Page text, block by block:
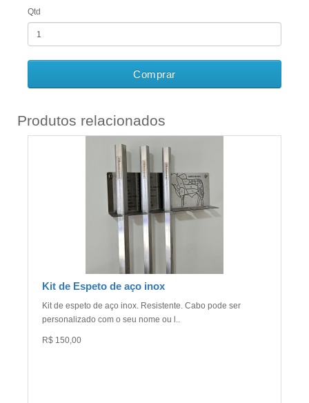
Qtd
Comprar
Produtos relacionados
Kit de Espeto de aço inox
Kit de espeto de aço inox. Resistente. Cabo pode ser
personalizado com o seu nome ou l..
R$ 150,00